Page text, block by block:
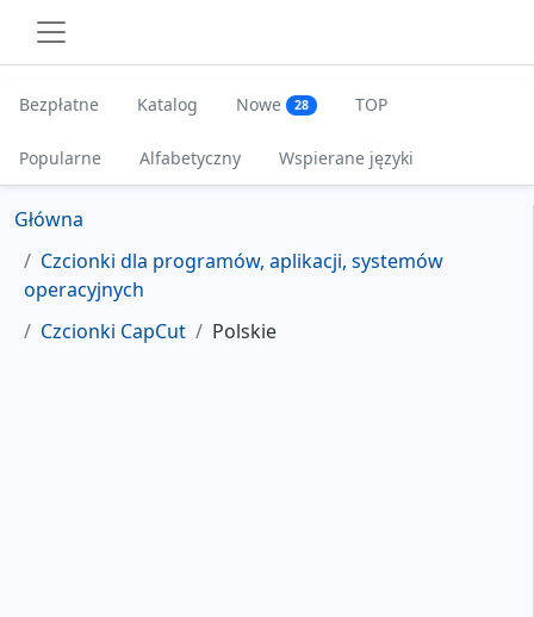
Bezpłatne Katalog Nowe 28 TOP
Popularne Alfabetyczny Wspierane języki
Główna
Czcionki dla programów, aplikacji, systemów
operacyjnych
Czcionki CapCut
Polskie